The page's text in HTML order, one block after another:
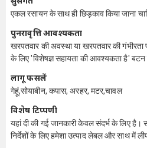
एकल रसायन के साथ ही छिड़काव किया जाना
पुनरावृत्ति आवश्यकता
खरपतवार की अवस्था या खरपतवार की गंभीरता
के लिए 'विशेषज्ञ सहायता की आवश्यकता है'
लागू फसलें
गेहूं,सोयाबीन, कपास, अरहर, मटर,चावल
विशेष टिप्पणी
यहां दी की गई जानकारी केवल संदर्भ के लिए है।
निर्देशों के लिए हमेशा उत्पाद लेबल और साथ में